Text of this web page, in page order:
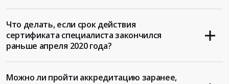
Что делать, если срок действия
сертификата специалиста закончился
раньше апреля 2020 года?
Можно ли пройти аккредитацию заранее,